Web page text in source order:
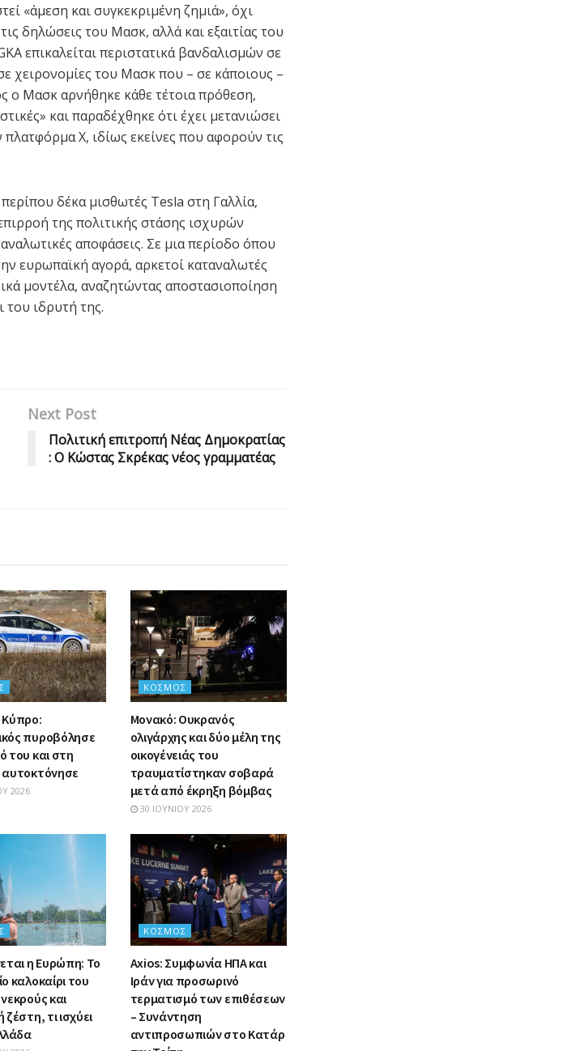
«άμεση και συγκεκριμένη ζημιά», όχι
δηλώσεις του Μασκ, αλλά και εξαιτίας του
επικαλείται περιστατικά βανδαλισμών σε
χειρονομίες του Μασκ που – σε κάποιους –
ο Μασκ αρνήθηκε κάθε τέτοια πρόθεση,
και παραδέχθηκε ότι έχει μετανιώσει
X, ιδίως εκείνες που αφορούν τις
δέκα μισθωτές Tesla στη Γαλλία,
της πολιτικής στάσης ισχυρών
αποφάσεις. Σε μια περίοδο όπου
ευρωπαϊκή αγορά, αρκετοί καταναλωτές
μοντέλα, αναζητώντας αποστασιοποίηση
του ιδρυτή της.
Next Post
Πολιτική επιτροπή Νέας Δημοκρατίας
: Ο Κώστας Σκρέκας νέος γραμματέας
Κύπρο:
πυροβόλησε
του και στη
αυτοκτόνησε
2026
ΚΌΣΜΟΣ
Μονακό: Ουκρανός
ολιγάρχης και δύο μέλη της
οικογένειάς του
τραυματίστηκαν σοβαρά
μετά από έκρηξη βόμβας
30 ΙΟΥΝΊΟΥ 2026
η Ευρώπη: Το
καλοκαίρι του
και
ζέστη, τι ισχύει
ΚΌΣΜΟΣ
Axios: Συμφωνία ΗΠΑ και
Ιράν για προσωρινό
τερματισμό των επιθέσεων
– Συνάντηση
αντιπροσωπιών στο Κατάρ